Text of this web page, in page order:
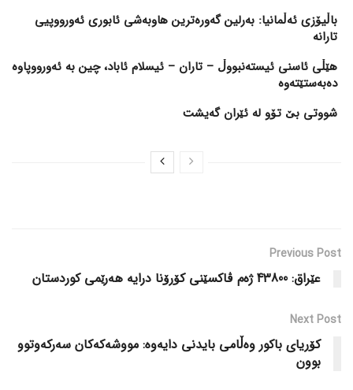
باڵیۆزی ئەڵمانیا: بەرلین گەورەترین هاوبەشی ئابوری ئەورووپیی
تارانە
هێڵی ئاسنی ئیستەنبووڵ – تاران – ئیسلام ئاباد، چین بە ئەورووپاوە
دەبەستێتەوە
شووتی بێ تۆو لە ئێران گەیشت
Previous Post
عێراق: 43800 ژەم ڤاکسێنی کۆرۆنا درایە هەرێمی کوردستان
Next Post
کۆریای باکور وەڵامی بایدنی دایەوە: مووشەکەکان سەرکەوتوو
بوون